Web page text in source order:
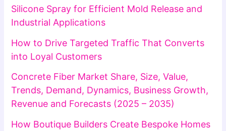
Silicone Spray for Efficient Mold Release and
Industrial Applications
How to Drive Targeted Traffic That Converts
into Loyal Customers
Concrete Fiber Market Share, Size, Value,
Trends, Demand, Dynamics, Business Growth,
Revenue and Forecasts (2025 – 2035)
How Boutique Builders Create Bespoke Homes